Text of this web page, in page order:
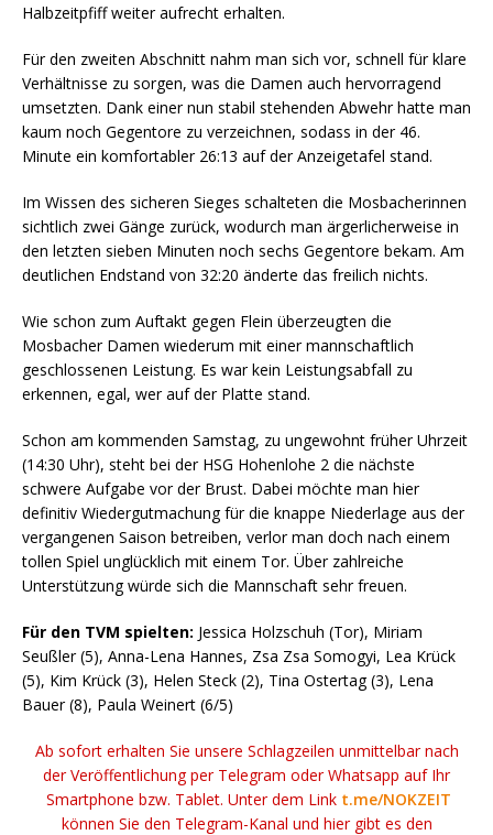
Halbzeitpfiff weiter aufrecht erhalten.
Für den zweiten Abschnitt nahm man sich vor, schnell für klare
Verhältnisse zu sorgen, was die Damen auch hervorragend
umsetzten. Dank einer nun stabil stehenden Abwehr hatte man
kaum noch Gegentore zu verzeichnen, sodass in der 46.
Minute ein komfortabler 26:13 auf der Anzeigetafel stand.
Im Wissen des sicheren Sieges schalteten die Mosbacherinnen
sichtlich zwei Gänge zurück, wodurch man ärgerlicherweise in
den letzten sieben Minuten noch sechs Gegentore bekam. Am
deutlichen Endstand von 32:20 änderte das freilich nichts.
Wie schon zum Auftakt gegen Flein überzeugten die
Mosbacher Damen wiederum mit einer mannschaftlich
geschlossenen Leistung. Es war kein Leistungsabfall zu
erkennen, egal, wer auf der Platte stand.
Schon am kommenden Samstag, zu ungewohnt früher Uhrzeit
(14:30 Uhr), steht bei der HSG Hohenlohe 2 die nächste
schwere Aufgabe vor der Brust. Dabei möchte man hier
definitiv Wiedergutmachung für die knappe Niederlage aus der
vergangenen Saison betreiben, verlor man doch nach einem
tollen Spiel unglücklich mit einem Tor. Über zahlreiche
Unterstützung würde sich die Mannschaft sehr freuen.
Für den TVM spielten: Jessica Holzschuh (Tor), Miriam
Seußler (5), Anna-Lena Hannes, Zsa Zsa Somogyi, Lea Krück
(5), Kim Krück (3), Helen Steck (2), Tina Ostertag (3), Lena
Bauer (8), Paula Weinert (6/5)
Ab sofort erhalten Sie unsere Schlagzeilen unmittelbar nach
der Veröffentlichung per Telegram oder Whatsapp auf Ihr
Smartphone bzw. Tablet. Unter dem Link t.me/NOKZEIT
können Sie den Telegram-Kanal und hier gibt es den